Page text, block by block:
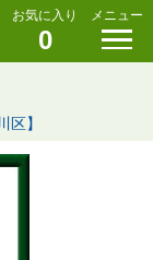
お気に入り
0
メニュー
区】